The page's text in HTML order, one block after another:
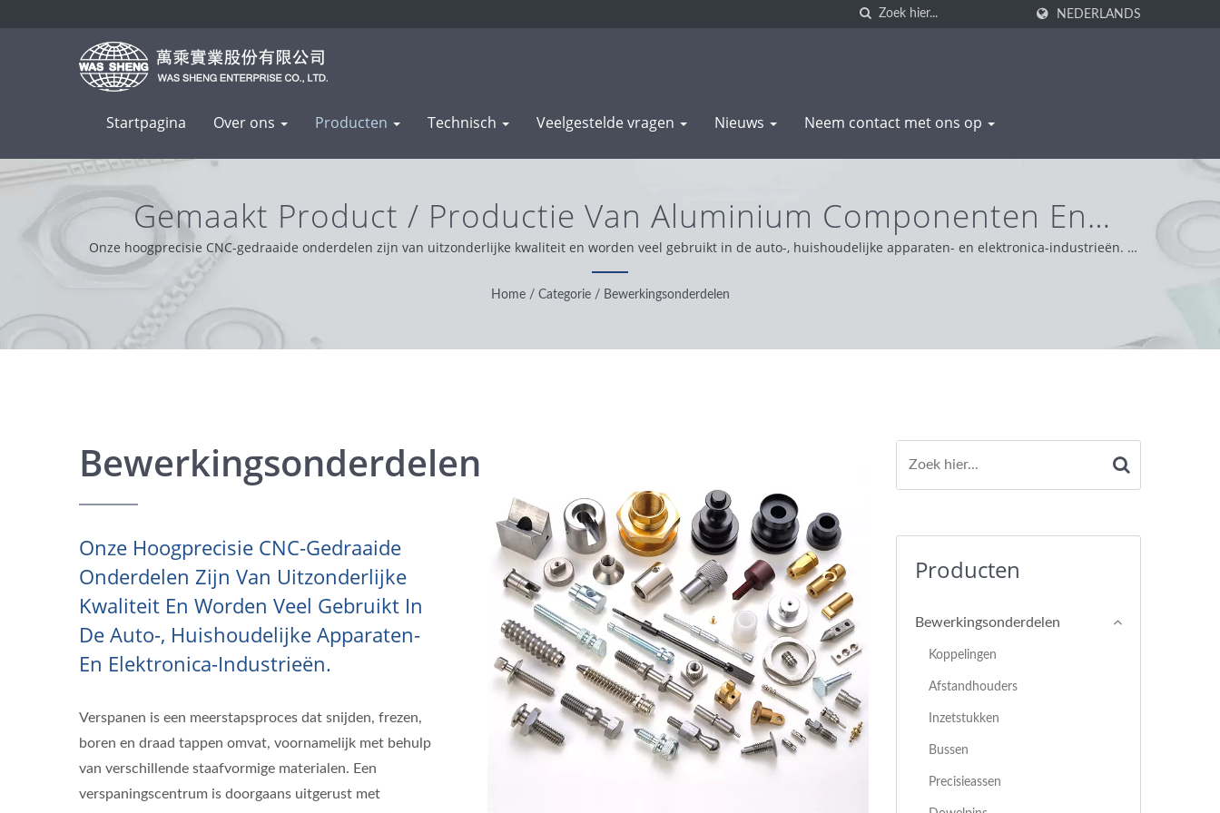
NEDERLANDS
Startpagina Over ons Producten Technisch Veelgestelde vragen Nieuws Neem contact met ons op
Gemaakt Product / Productie Van Aluminium Componenten En
Bewerkingsonderdelen | WAS SHENG
Onze hoogprecisie CNC-gedraaide onderdelen zijn van uitzonderlijke kwaliteit en worden veel gebruikt in de auto-, huishoudelijke apparaten- en elektronica-industrieën. /
WAS SHENG werd opgericht in 1985. Als een alles-in-één fabrikant is onze kernwaarde professioneel, handig en probleemoplossend. Op basis van onze
klantenondersteuning wereldwijd, werken we met integriteit, pragmatische en betrouwbare houding en bieden we de beste service en product.
Home / Categorie / Bewerkingsonderdelen
Bewerkingsonderdelen
Onze Hoogprecisie CNC-Gedraaide
Onderdelen Zijn Van Uitzonderlijke
Kwaliteit En Worden Veel Gebruikt In
De Auto-, Huishoudelijke Apparaten-
En Elektronica-Industrieën.
Verspanen is een meerstapsproces dat snijden, frezen,
boren en draad tappen omvat, voornamelijk met behulp
van verschillende staafvormige materialen. Een
verspaningscentrum is doorgaans uitgerust met
Producten
Bewerkingsonderdelen
Koppelingen
Afstandhouders
Inzetstukken
Bussen
Precisieassen